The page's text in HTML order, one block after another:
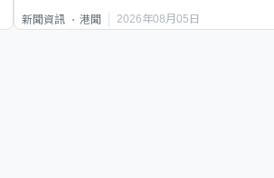
新聞資訊 港聞 2026年08月05日